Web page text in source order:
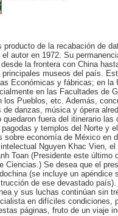
producto de la recabación de
autor en 1972. Su
la frontera con China
museos del país.
Económicas y fábricas; en
en las Facultades de
los Pueblos, etc. Además,
de danzas, música y ópera
quedaron fuera del itinerario
y templos del Norte y
sobre economía de México en
Nguyen Khac Vien,
Toan (Presidente este
Ciencias.) Se desea que el
(se incluye un apéndice
de ese devastado
y sus luchas continúan sin
en difíciles condiciones,
páginas, fruto de un viaje